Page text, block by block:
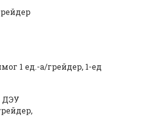
1 ед.-а/грейдер, 1-ед
ДЭУ